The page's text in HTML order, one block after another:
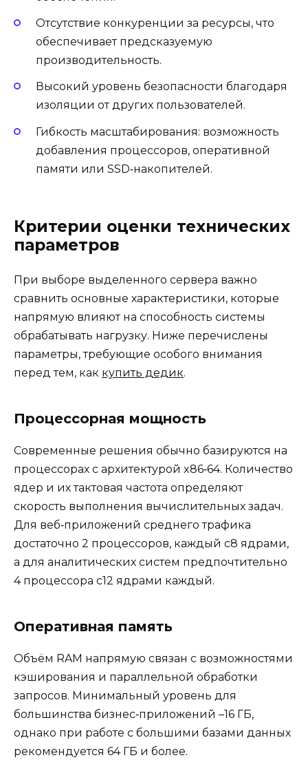
Отсутствие конкуренции за ресурсы, что
обеспечивает предсказуемую
производительность.
Высокий уровень безопасности благодаря
изоляции от других пользователей.
Гибкость масштабирования: возможность
добавления процессоров, оперативной
памяти или SSD‑накопителей.
Критерии оценки технических
параметров
При выборе выделенного сервера важно
сравнить основные характеристики, которые
напрямую влияют на способность системы
обрабатывать нагрузку. Ниже перечислены
параметры, требующие особого внимания
перед тем, как купить дедик.
Процессорная мощность
Современные решения обычно базируются на
процессорах с архитектурой x86‑64. Количество
ядер и их тактовая частота определяют
скорость выполнения вычислительных задач.
Для веб‑приложений среднего трафика
достаточно 2 процессоров, каждый с8 ядрами,
а для аналитических систем предпочтительно
4 процессора с12 ядрами каждый.
Оперативная память
Объём RAM напрямую связан с возможностями
кэширования и параллельной обработки
запросов. Минимальный уровень для
большинства бизнес‑приложений –16 ГБ,
однако при работе с большими базами данных
рекомендуется 64 ГБ и более.